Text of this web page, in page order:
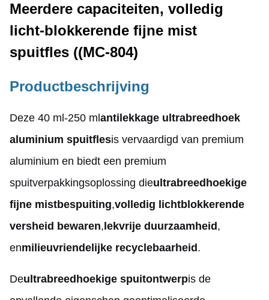
Meerdere capaciteiten, volledig
licht-blokkerende fijne mist
spuitfles ((MC-804)
Productbeschrijving
Deze 40 ml-250 ml antilekkage ultrabreedhoek
aluminium spuitflesis vervaardigd van premium
aluminium en biedt een premium
spuitverpakkingsoplossing dieultrabreedhoekige
fijne mistbespuiting,volledig lichtblokkerende
versheid bewaren, lekvrije duurzaamheid ,
enmilieuvriendelijke recyclebaarheid .
Deultrabreedhoekige spuitontwerpis de